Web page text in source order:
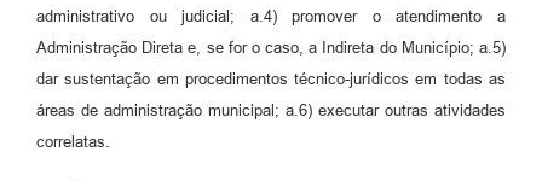
administrativo ou judicial; a.4) promover o atendimento a
Administração Direta e, se for o caso, a Indireta do Município; a.5)
dar sustentação em procedimentos técnico-jurídicos em todas as
áreas de administração municipal; a.6) executar outras atividades
correlatas.